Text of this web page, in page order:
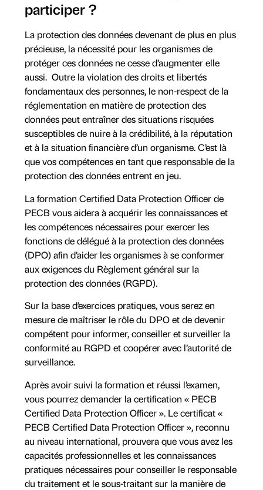
participer ?
La protection des données devenant de plus en plus
précieuse, la nécessité pour les organismes de
protéger ces données ne cesse d’augmenter elle
aussi. Outre la violation des droits et libertés
fondamentaux des personnes, le non-respect de la
réglementation en matière de protection des
données peut entraîner des situations risquées
susceptibles de nuire à la crédibilité, à la réputation
et à la situation financière d’un organisme. C’est là
que vos compétences en tant que responsable de la
protection des données entrent en jeu.
La formation Certified Data Protection Officer de
PECB vous aidera à acquérir les connaissances et
les compétences nécessaires pour exercer les
fonctions de délégué à la protection des données
(DPO) afin d’aider les organismes à se conformer
aux exigences du Règlement général sur la
protection des données (RGPD).
Sur la base d’exercices pratiques, vous serez en
mesure de maîtriser le rôle du DPO et de devenir
compétent pour informer, conseiller et surveiller la
conformité au RGPD et coopérer avec l’autorité de
surveillance.
Après avoir suivi la formation et réussi l’examen,
vous pourrez demander la certification « PECB
Certified Data Protection Officer ». Le certificat «
PECB Certified Data Protection Officer », reconnu
au niveau international, prouvera que vous avez les
capacités professionnelles et les connaissances
pratiques nécessaires pour conseiller le responsable
du traitement et le sous-traitant sur la manière de